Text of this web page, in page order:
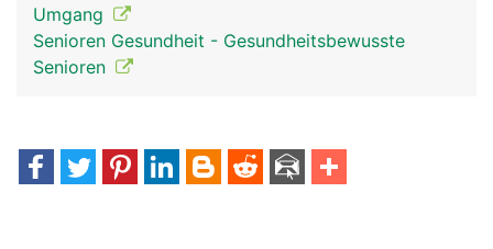
Umgang
Senioren Gesundheit - Gesundheitsbewusste
Senioren